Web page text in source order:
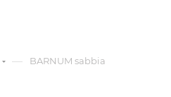
— BARNUM sabbia